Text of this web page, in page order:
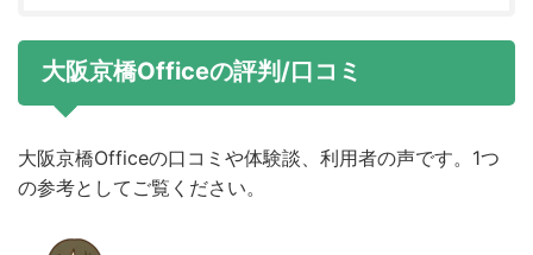
大阪京橋Officeの評判/口コミ
大阪京橋Officeの口コミや体験談、利用者の声です。1つ
の参考としてご覧ください。